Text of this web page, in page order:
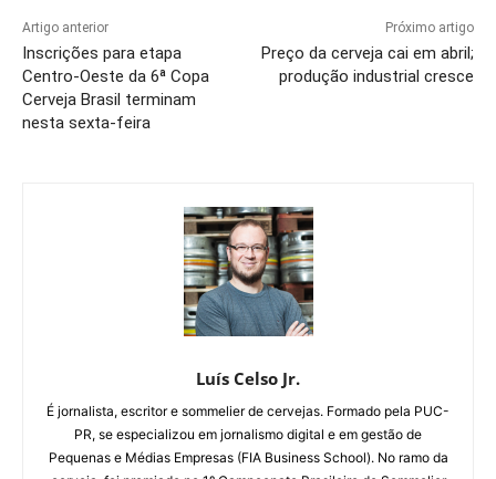
Artigo anterior
Inscrições para etapa
Centro-Oeste da 6ª Copa
Cerveja Brasil terminam
nesta sexta-feira
Próximo artigo
Preço da cerveja cai em abril;
produção industrial cresce
Luís Celso Jr.
É jornalista, escritor e sommelier de cervejas. Formado pela PUC-
PR, se especializou em jornalismo digital e em gestão de
Pequenas e Médias Empresas (FIA Business School). No ramo da